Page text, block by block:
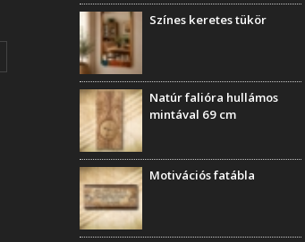
Színes keretes tükör
Natúr falióra hullámos
mintával 69 cm
Motivációs fatábla